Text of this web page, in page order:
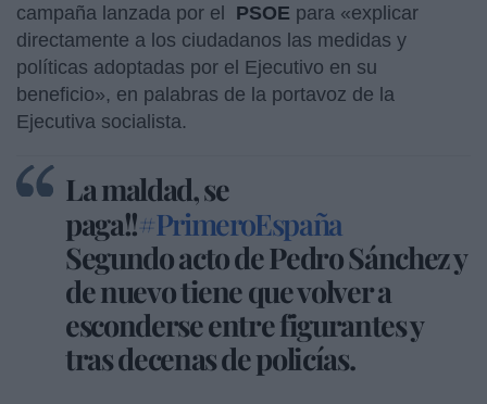
campaña lanzada por el PSOE para «explicar
directamente a los ciudadanos las medidas y
políticas adoptadas por el Ejecutivo en su
beneficio», en palabras de la portavoz de la
Ejecutiva socialista.
La maldad, se
paga!!#PrimeroEspaña
Segundo acto de Pedro Sánchez y
de nuevo tiene que volver a
esconderse entre figurantes y
tras decenas de policías.